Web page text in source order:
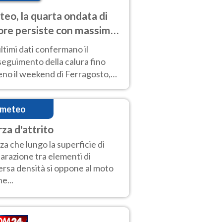
la quarta ondata di
persiste con massime
molto elevate
dati confermano il
della calura fino
il weekend di Ferragosto,
a una nuova
prossima
d'attrito
che lungo la superficie di
tra elementi di
densità si oppone al moto